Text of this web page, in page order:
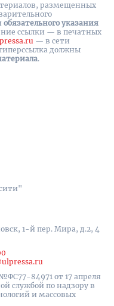
1-й пер. Мира, д.2, 4
84971 от 17 апреля
службой по надзору в
и массовых
размещенных
обязательного указания
ссылки — в печатных
— в сети
должны
.